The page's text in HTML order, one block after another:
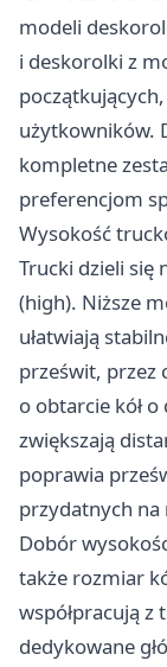
modeli
i deskorolki z
użytkowników.
kompletne
preferencjom
Wysokość
Trucki dzieli się
(high). Niższe
ułatwiają
prześwit, przez
o obtarcie kół
zwiększają
poprawia
przydatnych
Dobór
także rozmiar
współpracują
dedykowane